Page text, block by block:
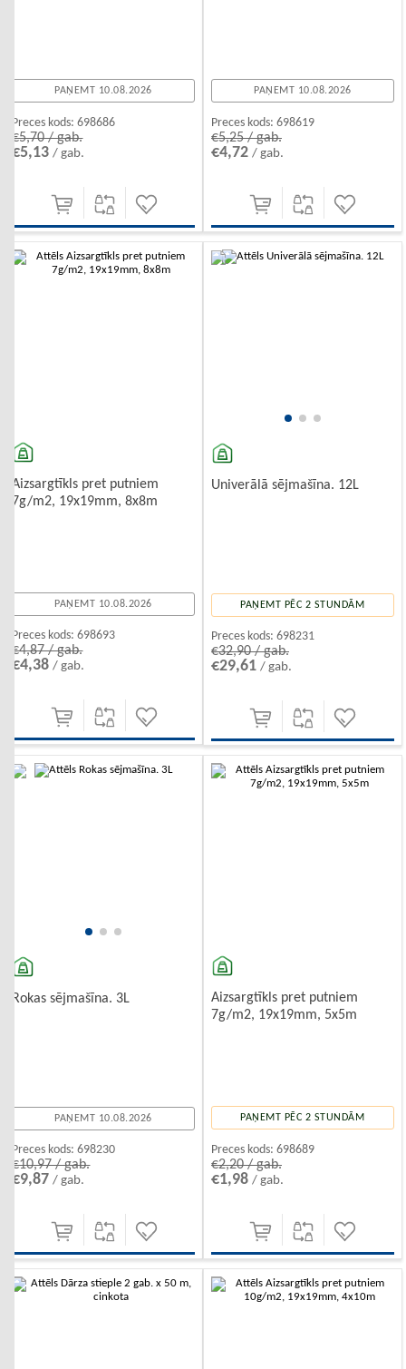
PAŅEMT 10.08.2026
Preces kods: 698686
€5,70 / gab.
€5,13/ gab.
PAŅEMT 10.08.2026
Preces kods: 698619
€5,25 / gab.
€4,72 / gab.
Aizsargtīkls pret putniem
7g/m2, 19x19mm, 8x8m
PAŅEMT 10.08.2026
Preces kods: 698693
€4,87 / gab.
€4,38/ gab.
Univerālā sējmašīna. 12L
PAŅEMT PĒC 2 STUNDĀM
Preces kods: 698231
€32,90 / gab.
€29,61 / gab.
Rokas sējmašīna. 3L
PAŅEMT 10.08.2026
Preces kods: 698230
€10,97 / gab.
€9,87/ gab.
Aizsargtīkls pret putniem
7g/m2, 19x19mm, 5x5m
PAŅEMT PĒC 2 STUNDĀM
Preces kods: 698689
€2,20 / gab.
€1,98 / gab.